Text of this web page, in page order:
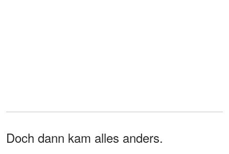
Doch dann kam alles anders.